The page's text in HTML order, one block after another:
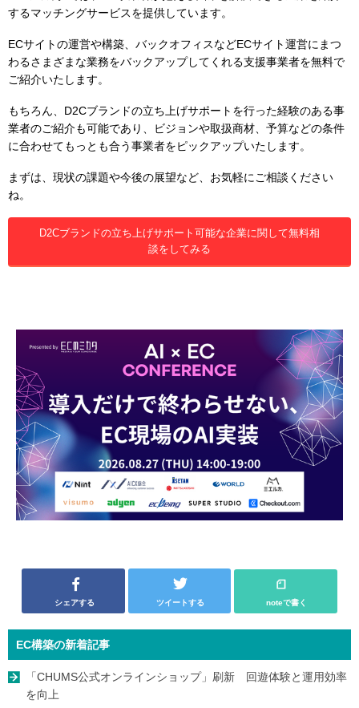
するマッチングサービスを提供しています。
ECサイトの運営や構築、バックオフィスなどECサイト運営にまつ
わるさまざまな業務をバックアップしてくれる支援事業者を無料で
ご紹介いたします。
もちろん、D2Cブランドの立ち上げサポートを行った経験のある事
業者のご紹介も可能であり、ビジョンや取扱商材、予算などの条件
に合わせてもっとも合う事業者をピックアップいたします。
まずは、現状の課題や今後の展望など、お気軽にご相談ください
ね。
D2Cブランドの立ち上げサポート可能な企業に関して無料相
談をしてみる
シェアする ツイートする noteで書く
EC構築の新着記事
「CHUMS公式オンラインショップ」刷新 回遊体験と運用効率
を向上